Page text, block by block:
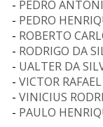
- PEDRO
- PEDRO
- ROBERTO
- RODRIGO DA
- UALTER DA
- VICTOR
- VINICIUS
- PAULO